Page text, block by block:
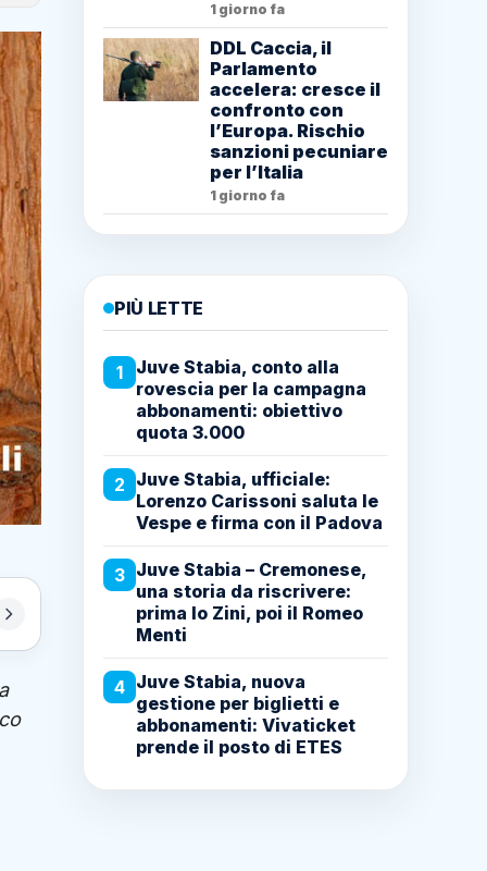
1 giorno fa
DDL Caccia, il
Parlamento
accelera: cresce il
confronto con
l’Europa. Rischio
sanzioni pecuniare
per l’Italia
1 giorno fa
PIÙ LETTE
1
Juve Stabia, conto alla
rovescia per la campagna
abbonamenti: obiettivo
quota 3.000
2 Juve Stabia, ufficiale:
Lorenzo Carissoni saluta le
Vespe e firma con il Padova
3 Juve Stabia – Cremonese,
una storia da riscrivere:
prima lo Zini, poi il Romeo
Menti
4 Juve Stabia, nuova
gestione per biglietti e
abbonamenti: Vivaticket
prende il posto di ETES